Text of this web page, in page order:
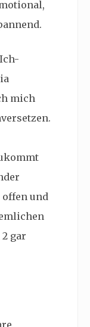
mich
offen und
gar